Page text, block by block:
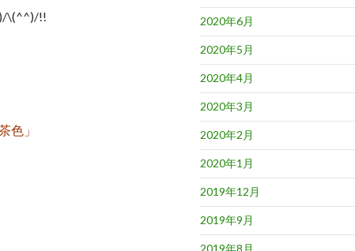
\(^^)/!!
色」
2020年6月
2020年5月
2020年4月
2020年3月
2020年2月
2020年1月
2019年12月
2019年9月
2019年8月